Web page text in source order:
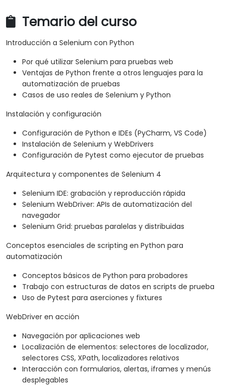
Temario del curso
Introducción a Selenium con Python
Por qué utilizar Selenium para pruebas web
Ventajas de Python frente a otros lenguajes para la
automatización de pruebas
Casos de uso reales de Selenium y Python
Instalación y configuración
Configuración de Python e IDEs (PyCharm, VS Code)
Instalación de Selenium y WebDrivers
Configuración de Pytest como ejecutor de pruebas
Arquitectura y componentes de Selenium 4
Selenium IDE: grabación y reproducción rápida
Selenium WebDriver: APIs de automatización del
navegador
Selenium Grid: pruebas paralelas y distribuidas
Conceptos esenciales de scripting en Python para
automatización
Conceptos básicos de Python para probadores
Trabajo con estructuras de datos en scripts de prueba
Uso de Pytest para aserciones y fixtures
WebDriver en acción
Navegación por aplicaciones web
Localización de elementos: selectores de localizador,
selectores CSS, XPath, localizadores relativos
Interacción con formularios, alertas, iframes y menús
desplegables